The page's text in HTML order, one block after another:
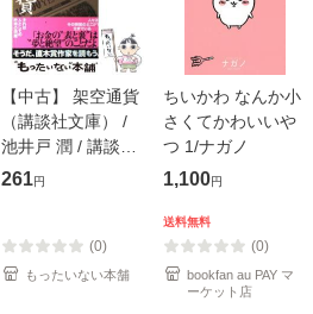
【中古】 架空通貨
（講談社文庫） /
池井戸 潤 / 講談社
[文庫]【メール便送
261円
(0)
もったいない本舗
ちいかわ なんか小
さくてかわいいや
つ 1/ナガノ
1,100円
送料無料
(0)
bookfan au PAY マ
ーケット店